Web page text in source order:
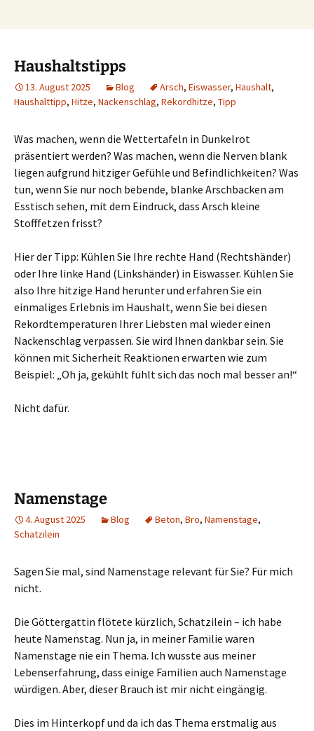
Haushaltstipps
13. August 2025 Blog Arsch, Eiswasser, Haushalt,
Haushalttipp, Hitze, Nackenschlag, Rekordhitze, Tipp
Was machen, wenn die Wettertafeln in Dunkelrot
präsentiert werden? Was machen, wenn die Nerven blank
liegen aufgrund hitziger Gefühle und Befindlichkeiten? Was
tun, wenn Sie nur noch bebende, blanke Arschbacken am
Esstisch sehen, mit dem Eindruck, dass Arsch kleine
Stofffetzen frisst?
Hier der Tipp: Kühlen Sie Ihre rechte Hand (Rechtshänder)
oder Ihre linke Hand (Linkshänder) in Eiswasser. Kühlen Sie
also Ihre hitzige Hand herunter und erfahren Sie ein
einmaliges Erlebnis im Haushalt, wenn Sie bei diesen
Rekordtemperaturen Ihrer Liebsten mal wieder einen
Nackenschlag verpassen. Sie wird Ihnen dankbar sein. Sie
können mit Sicherheit Reaktionen erwarten wie zum
Beispiel: „Oh ja, gekühlt fühlt sich das noch mal besser an!“
Nicht dafür.
Namenstage
4. August 2025 Blog Beton, Bro, Namenstage,
Schatzilein
Sagen Sie mal, sind Namenstage relevant für Sie? Für mich
nicht.
Die Göttergattin flötete kürzlich, Schatzilein – ich habe
heute Namenstag. Nun ja, in meiner Familie waren
Namenstage nie ein Thema. Ich wusste aus meiner
Lebenserfahrung, dass einige Familien auch Namenstage
würdigen. Aber, dieser Brauch ist mir nicht eingängig.
Dies im Hinterkopf und da ich das Thema erstmalig aus